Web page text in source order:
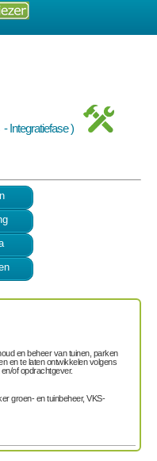
Integratiefase )
en beheer van tuinen, parken
en te laten ontwikkelen volgens
of opdrachtgever.
groen- en tuinbeheer, VKS-